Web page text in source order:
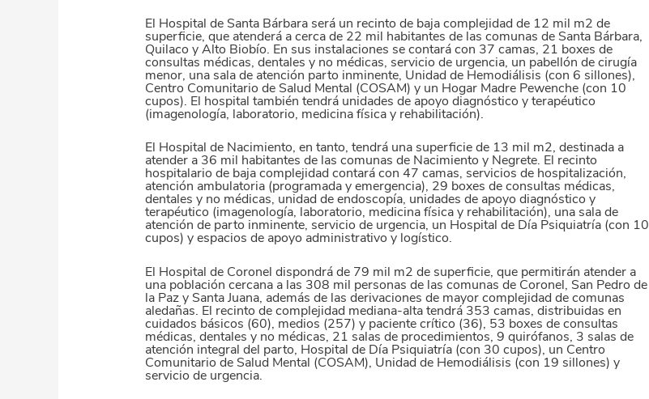
El Hospital de Santa Bárbara será un recinto de baja complejidad de 12 mil m2 de
superficie, que atenderá a cerca de 22 mil habitantes de las comunas de Santa Bárbara,
Quilaco y Alto Biobío. En sus instalaciones se contará con 37 camas, 21 boxes de
consultas médicas, dentales y no médicas, servicio de urgencia, un pabellón de cirugía
menor, una sala de atención parto inminente, Unidad de Hemodiálisis (con 6 sillones),
Centro Comunitario de Salud Mental (COSAM) y un Hogar Madre Pewenche (con 10
cupos). El hospital también tendrá unidades de apoyo diagnóstico y terapéutico
(imagenología, laboratorio, medicina física y rehabilitación).
El Hospital de Nacimiento, en tanto, tendrá una superficie de 13 mil m2, destinada a
atender a 36 mil habitantes de las comunas de Nacimiento y Negrete. El recinto
hospitalario de baja complejidad contará con 47 camas, servicios de hospitalización,
atención ambulatoria (programada y emergencia), 29 boxes de consultas médicas,
dentales y no médicas, unidad de endoscopía, unidades de apoyo diagnóstico y
terapéutico (imagenología, laboratorio, medicina física y rehabilitación), una sala de
atención de parto inminente, servicio de urgencia, un Hospital de Día Psiquiatría (con 10
cupos) y espacios de apoyo administrativo y logístico.
El Hospital de Coronel dispondrá de 79 mil m2 de superficie, que permitirán atender a
una población cercana a las 308 mil personas de las comunas de Coronel, San Pedro de
la Paz y Santa Juana, además de las derivaciones de mayor complejidad de comunas
aledañas. El recinto de complejidad mediana-alta tendrá 353 camas, distribuidas en
cuidados básicos (60), medios (257) y paciente crítico (36), 53 boxes de consultas
médicas, dentales y no médicas, 21 salas de procedimientos, 9 quirófanos, 3 salas de
atención integral del parto, Hospital de Día Psiquiatría (con 30 cupos), un Centro
Comunitario de Salud Mental (COSAM), Unidad de Hemodiálisis (con 19 sillones) y
servicio de urgencia.